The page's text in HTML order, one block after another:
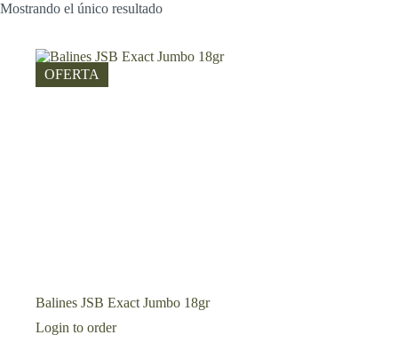
Mostrando el único resultado
OFERTA
Balines JSB Exact Jumbo 18gr
Login to order